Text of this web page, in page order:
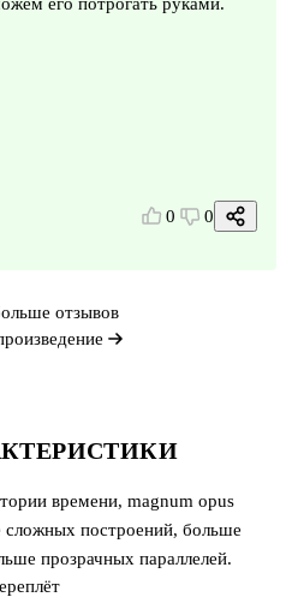
времени, magnum opus
построений, больше
прозрачных параллелей.
0 0
отзывов